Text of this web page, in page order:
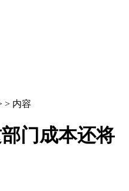
> 内容
门成本还将